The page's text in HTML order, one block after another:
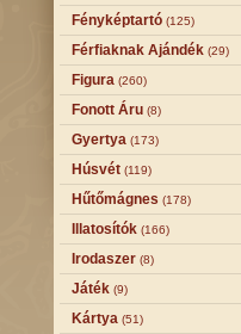
Fényképtartó (125)
Férfiaknak Ajándék (29)
Figura (260)
Fonott Áru (8)
Gyertya (173)
Húsvét (119)
Hűtőmágnes (178)
Illatosítók (166)
Irodaszer (8)
Játék (9)
Kártya (51)